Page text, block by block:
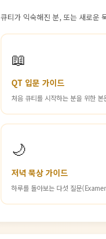
큐티가 익숙해진 분, 또는 새로운
📖
QT 입문 가이드
처음 큐티를 시작하는 분을 위한 본
🌙
저녁 묵상 가이드
하루를 돌아보는 다섯 질문